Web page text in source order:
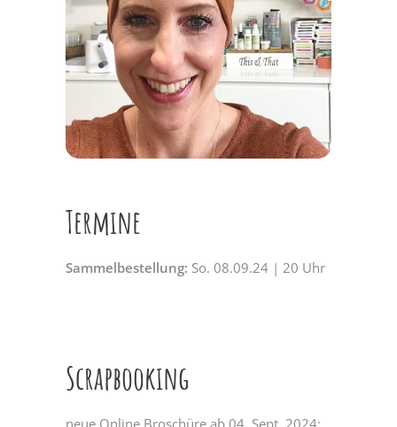
Termine
Sammelbestellung: So. 08.09.24 | 20 Uhr
Scrapbooking